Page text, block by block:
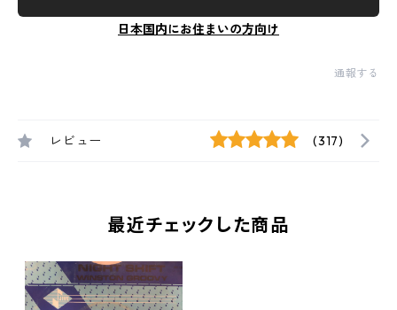
日本国内にお住まいの方向け
通報する
レビュー (317)
最近チェックした商品